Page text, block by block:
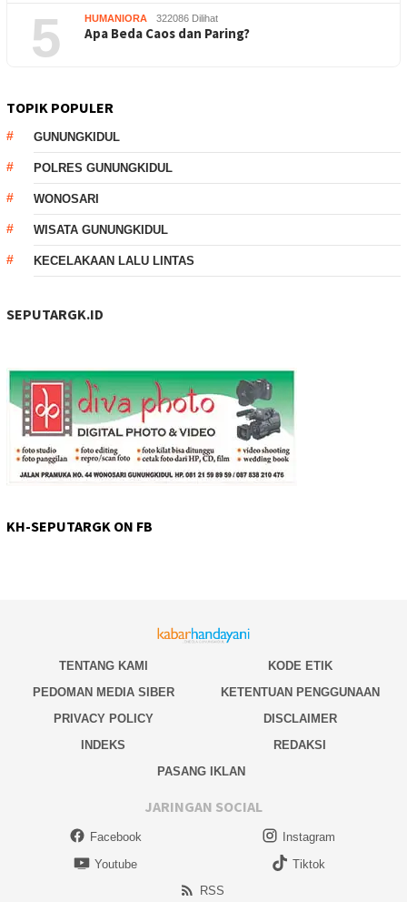
5 HUMANIORA 322086 Dilihat
Apa Beda Caos dan Paring?
TOPIK POPULER
GUNUNGKIDUL
POLRES GUNUNGKIDUL
WONOSARI
WISATA GUNUNGKIDUL
KECELAKAAN LALU LINTAS
SEPUTARGK.ID
KH-SEPUTARGK ON FB
TENTANG KAMI
KODE ETIK
PEDOMAN MEDIA SIBER
KETENTUAN PENGGUNAAN
PRIVACY POLICY
DISCLAIMER
INDEKS
REDAKSI
PASANG IKLAN
JARINGAN SOCIAL
Facebook
Instagram
Youtube
Tiktok
RSS